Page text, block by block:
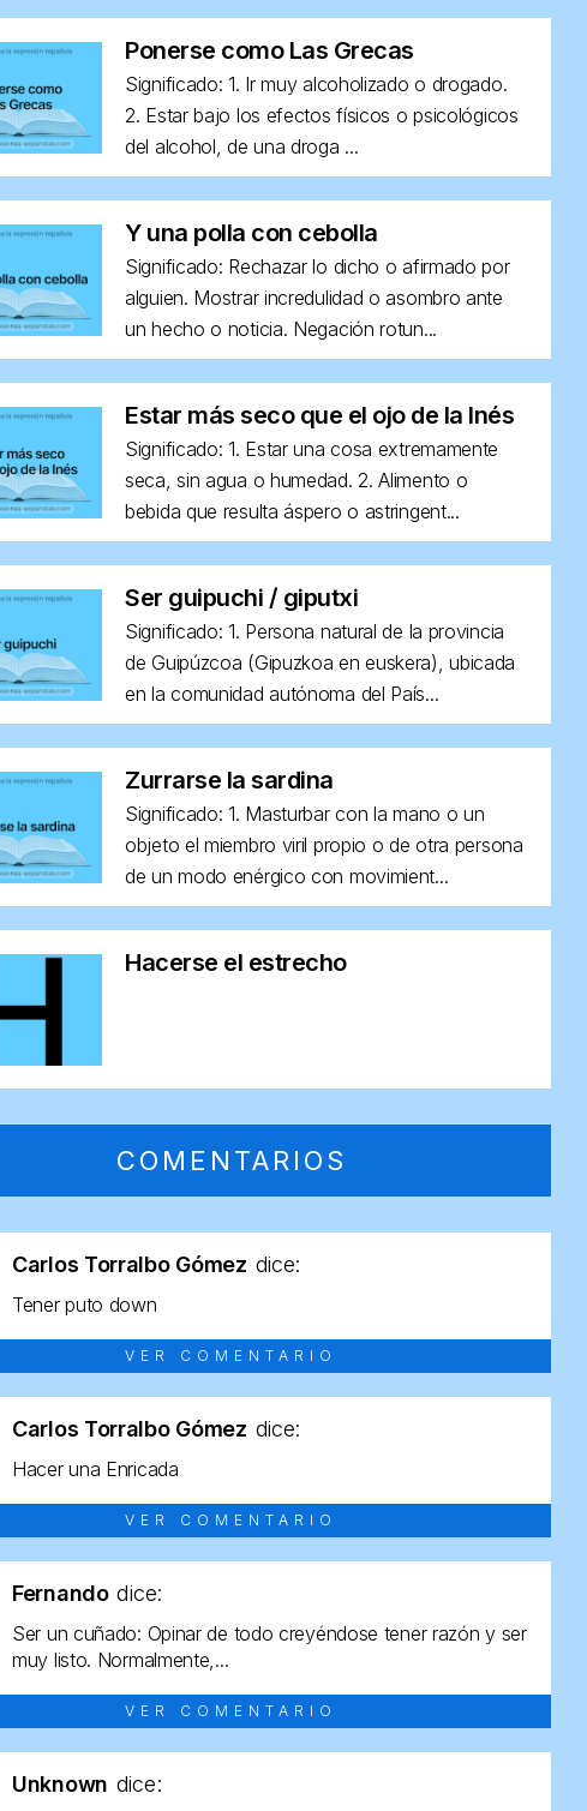
Ponerse como Las Grecas
Significado: 1. Ir muy alcoholizado o drogado.
2. Estar bajo los efectos físicos o psicológicos
del alcohol, de una droga ...
Y una polla con cebolla
Significado: Rechazar lo dicho o afirmado por
alguien. Mostrar incredulidad o asombro ante
un hecho o noticia. Negación rotun...
Estar más seco que el ojo de la Inés
Significado: 1. Estar una cosa extremamente
seca, sin agua o humedad. 2. Alimento o
bebida que resulta áspero o astringent...
Ser guipuchi / giputxi
Significado: 1. Persona natural de la provincia
de Guipúzcoa (Gipuzkoa en euskera), ubicada
en la comunidad autónoma del País...
Zurrarse la sardina
Significado: 1. Masturbar con la mano o un
objeto el miembro viril propio o de otra persona
de un modo enérgico con movimient...
Hacerse el estrecho
COMENTARIOS
Carlos Torralbo Gómez dice:
Tener puto down
VER COMENTARIO
Carlos Torralbo Gómez dice:
Hacer una Enricada
VER COMENTARIO
Fernando dice:
Ser un cuñado: Opinar de todo creyéndose tener razón y ser
muy listo. Normalmente,...
VER COMENTARIO
Unknown dice: